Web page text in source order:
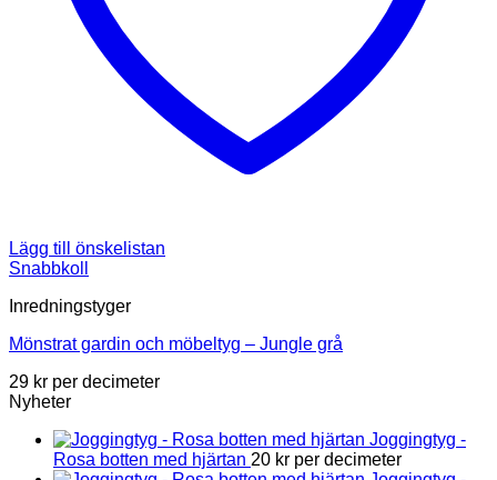
Lägg till önskelistan
Snabbkoll
Inredningstyger
Mönstrat gardin och möbeltyg – Jungle grå
29 kr per decimeter
Nyheter
Joggingtyg -
Rosa botten med hjärtan 20 kr per decimeter